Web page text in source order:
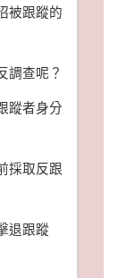
被跟蹤的
調查呢？
蹤者身分
採取反跟
退跟蹤